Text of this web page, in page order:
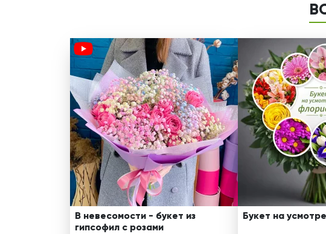
В невесомости - букет из
гипсофил с розами
Букет на